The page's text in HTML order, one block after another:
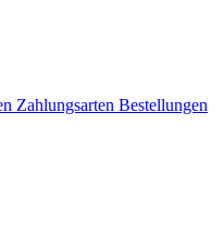
Zahlungsarten Bestellungen